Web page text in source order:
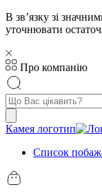
В звʼязку зі
уточнювати
Про компанію
Пошук
товарів
Камея логотип
Список